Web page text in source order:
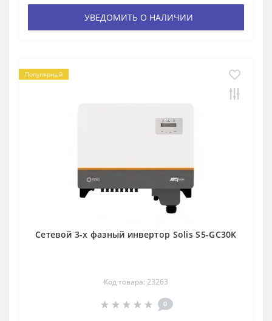
УВЕДОМИТЬ О НАЛИЧИИ
Популярный
Сетевой 3-х фазный инвертор Solis S5-GC30К
Код товара: 23263
0